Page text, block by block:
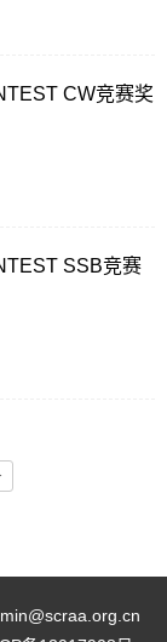
CW竞赛奖
SSB竞赛